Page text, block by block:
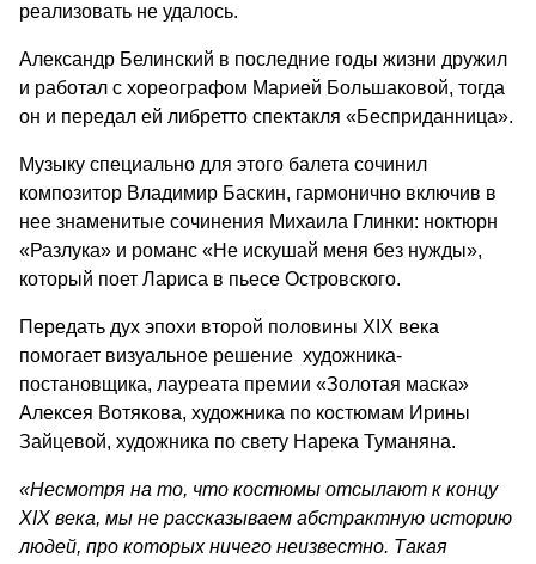
реализовать не удалось.
Александр Белинский в последние годы жизни дружил
и работал с хореографом Марией Большаковой, тогда
он и передал ей либретто спектакля «Бесприданница».
Музыку специально для этого балета сочинил
композитор Владимир Баскин, гармонично включив в
нее знаменитые сочинения Михаила Глинки: ноктюрн
«Разлука» и романс «Не искушай меня без нужды»,
который поет Лариса в пьесе Островского.
Передать дух эпохи второй половины XIX века
помогает визуальное решение художника-
постановщика, лауреата премии «Золотая маска»
Алексея Вотякова, художника по костюмам Ирины
Зайцевой, художника по свету Нарека Туманяна.
«Несмотря на то, что костюмы отсылают к концу
XIX века, мы не рассказываем абстрактную историю
людей, про которых ничего неизвестно. Такая